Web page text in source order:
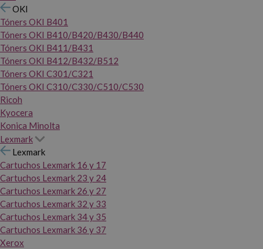
OKI
Tóners OKI B401
Tóners OKI B410/B420/B430/B440
Tóners OKI B411/B431
Tóners OKI B412/B432/B512
Tóners OKI C301/C321
Tóners OKI C310/C330/C510/C530
Ricoh
Kyocera
Konica Minolta
Lexmark
Lexmark
Cartuchos Lexmark 16 y 17
Cartuchos Lexmark 23 y 24
Cartuchos Lexmark 26 y 27
Cartuchos Lexmark 32 y 33
Cartuchos Lexmark 34 y 35
Cartuchos Lexmark 36 y 37
Xerox